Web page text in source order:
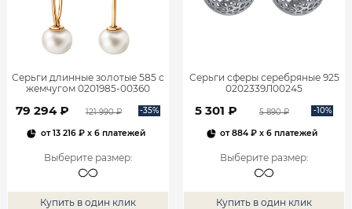
Серьги длинные золотые 585 с
жемчугом 0201985-00360
79 294 ₽ 121 990 ₽ -35%
от13 216 ₽x 6 платежей
Выберите размер:
Купить в один клик
Серьги сферы серебряные 925
0202339Л00245
5 301 ₽ 5 890 ₽ -10%
от884 ₽ x 6 платежей
Выберите размер:
Купить в один клик